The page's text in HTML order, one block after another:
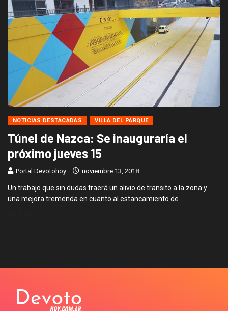
NOTICIAS DESTACADAS VILLA DEL PARQUE
Túnel de Nazca: Se inauguraría el
próximo jueves 15
Portal Devotohoy noviembre 13, 2018
Un trabajo que sin dudas traerá un alivio de transito a la zona y
una mejora tremenda en cuanto al estancamiento de